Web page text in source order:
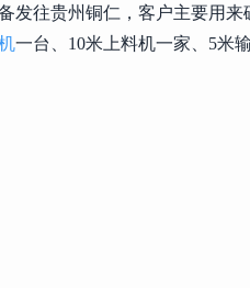
发往贵州铜仁，客户主要用来
一台、10米上料机一家、5米